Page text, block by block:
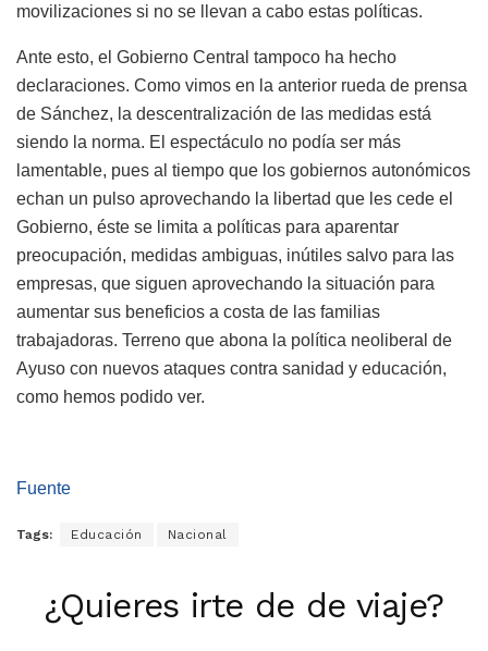
movilizaciones si no se llevan a cabo estas políticas.
Ante esto, el Gobierno Central tampoco ha hecho
declaraciones. Como vimos en la anterior rueda de prensa
de Sánchez, la descentralización de las medidas está
siendo la norma. El espectáculo no podía ser más
lamentable, pues al tiempo que los gobiernos autonómicos
echan un pulso aprovechando la libertad que les cede el
Gobierno, éste se limita a políticas para aparentar
preocupación, medidas ambiguas, inútiles salvo para las
empresas, que siguen aprovechando la situación para
aumentar sus beneficios a costa de las familias
trabajadoras. Terreno que abona la política neoliberal de
Ayuso con nuevos ataques contra sanidad y educación,
como hemos podido ver.
Fuente
Tags: Educación Nacional
¿Quieres irte de de viaje?